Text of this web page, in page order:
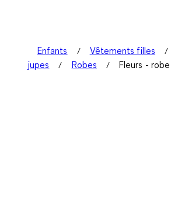
Enfants Vêtements filles
jupes
Robes Fleurs - robe